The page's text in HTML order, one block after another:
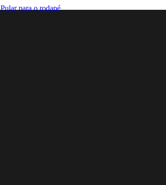
Pular para o rodapé